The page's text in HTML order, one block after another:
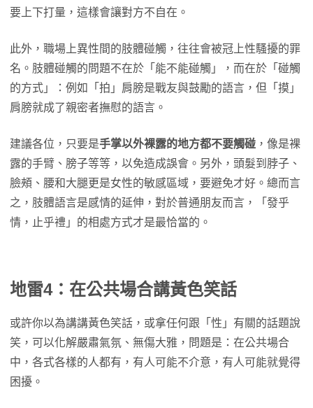
要上下打量，這樣會讓對方不自在。
此外，職場上異性間的肢體碰觸，往往會被冠上性騷擾的罪
名。肢體碰觸的問題不在於「能不能碰觸」，而在於「碰觸
的方式」：例如「拍」肩膀是戰友與鼓勵的語言，但「摸」
肩膀就成了親密者撫慰的語言。
建議各位，只要是手掌以外裸露的地方都不要觸碰 ，像是裸
露的手臂、膀子等等，以免造成誤會。另外，頭髮到脖子、
臉頰、腰和大腿更是女性的敏感區域，要避免才好。總而言
之，肢體語言是感情的延伸，對於普通朋友而言，「發乎
情，止乎禮」的相處方式才是最恰當的。
地雷4：在公共場合講黃色笑話
或許你以為講講黃色笑話，或拿任何跟「性」有關的話題說
笑，可以化解嚴肅氣氛、無傷大雅，問題是：在公共場合
中，各式各樣的人都有，有人可能不介意，有人可能就覺得
困擾。